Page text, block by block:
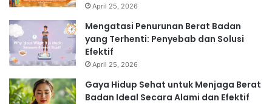
April 25, 2026
Mengatasi Penurunan Berat Badan
yang Terhenti: Penyebab dan Solusi
Efektif
April 25, 2026
Gaya Hidup Sehat untuk Menjaga Berat
Badan Ideal Secara Alami dan Efektif